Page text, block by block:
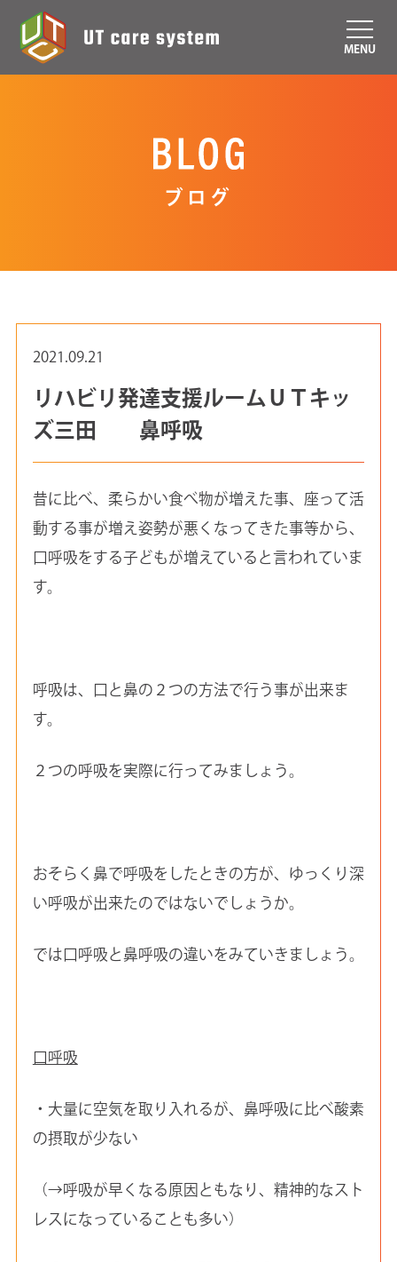
MENU
ブログ
2021.09.21
リハビリ発達支援ルームＵＴキッ
ズ三田 鼻呼吸
昔に比べ、柔らかい食べ物が増えた事、座って活
動する事が増え姿勢が悪くなってきた事等から、
口呼吸をする子どもが増えていると言われていま
す。
呼吸は、口と鼻の２つの方法で行う事が出来ま
す。
２つの呼吸を実際に行ってみましょう。
おそらく鼻で呼吸をしたときの方が、ゆっくり深
い呼吸が出来たのではないでしょうか。
では口呼吸と鼻呼吸の違いをみていきましょう。
口呼吸
・大量に空気を取り入れるが、鼻呼吸に比べ酸素
の摂取が少ない
（→呼吸が早くなる原因ともなり、精神的なスト
レスになっていることも多い）